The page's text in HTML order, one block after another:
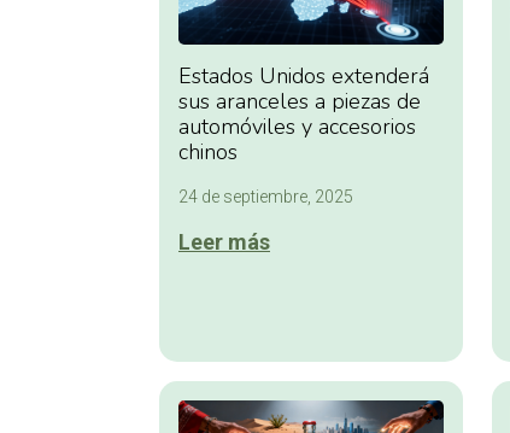
Estados Unidos extenderá
sus aranceles a piezas de
automóviles y accesorios
chinos
24 de septiembre, 2025
Leer más